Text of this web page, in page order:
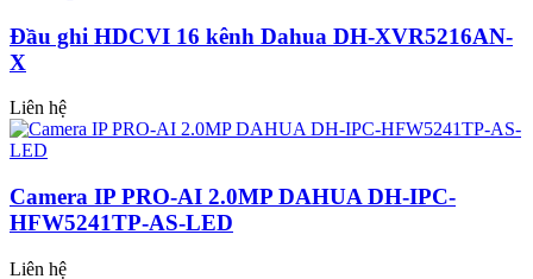
Đầu ghi HDCVI 16 kênh Dahua DH-XVR5216AN-
X
Liên hệ
Camera IP PRO-AI 2.0MP DAHUA DH-IPC-
HFW5241TP-AS-LED
Liên hệ